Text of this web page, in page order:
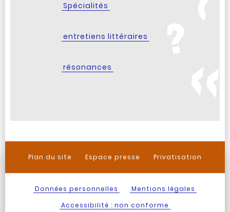
Spécialités
entretiens littéraires
résonances
Plan du site Espace presse Privatisation
Données personnelles
Mentions légales
Accessibilité : non conforme